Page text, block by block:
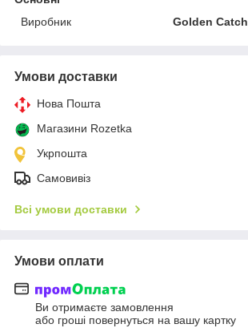
Виробник
Golden Catch
Умови доставки
Нова Пошта
Магазини Rozetka
Укрпошта
Самовивіз
Всі умови доставки
Умови оплати
Ви отримаєте замовлення
або гроші повернуться на вашу картку